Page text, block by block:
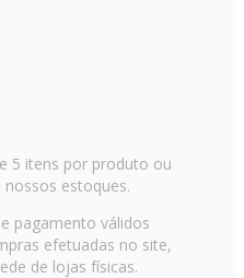
5 itens por produto ou
estoques.
pagamento válidos
efetuadas no site,
de lojas físicas.